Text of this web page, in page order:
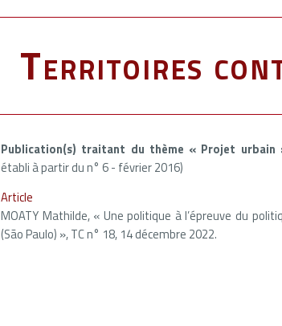
Territoires
Publication(s) traitant du thème « Projet urbain
établi à partir du n° 6 - février 2016)
Article
MOATY Mathilde, « Une politique à l’épreuve du
(São Paulo) », TC n° 18, 14 décembre 2022.